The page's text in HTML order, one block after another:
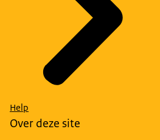
Help
Over deze site